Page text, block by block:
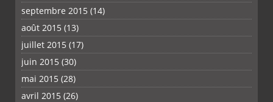
septembre 2015 (14)
août 2015 (13)
juillet 2015 (17)
juin 2015 (30)
mai 2015 (28)
avril 2015 (26)